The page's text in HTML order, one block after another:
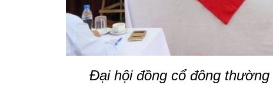
Đại hội đồng cổ đông thường